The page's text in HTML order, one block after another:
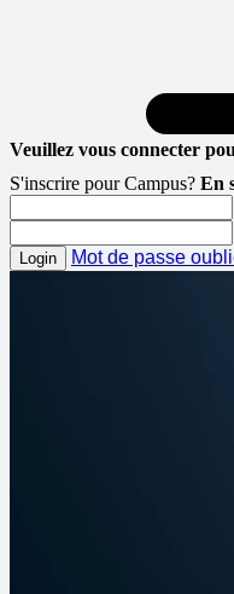
Veuillez vous connecter
S'inscrire pour Campus? En
Mot de passe